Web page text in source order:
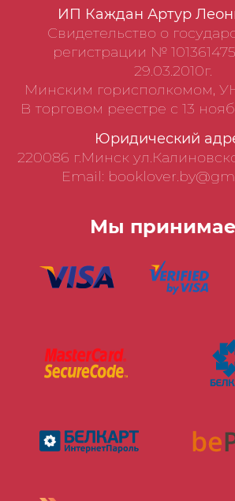
ИП Каждан Артур
Свидетельство о
регистрации №
29.03.2010г.
Минским горисполкомом,
В торговом реестре с 13
Юридический
220086 г.Минск
Email:
Мы